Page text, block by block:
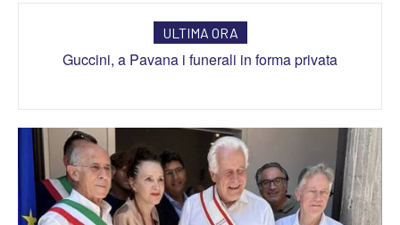
ULTIMA ORA
Guccini, a Pavana i funerali in forma privata
Chelsea-Milan, oggi amichevole: orario, probabili